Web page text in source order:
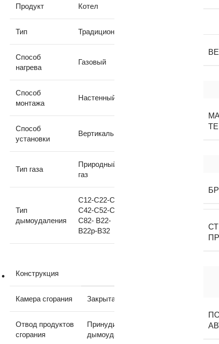
Продукт Котел
Тип Традиционный
Способ
нагрева
Газовый
Способ
монтажа
Настенный
Способ
установки
Вертикальный
Тип газа
Природный
газ
Тип
дымоудаления
C12-C22-C32-
C42-C52-C62-
C82- B22-
B22p-B32
Конструкция
Камера сгорания Закрытая
Отвод продуктов
сгорания
Принудительное
дымоудаление